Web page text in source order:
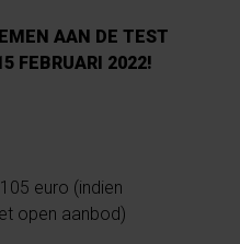
AAN DE TEST
FEBRUARI 2022!
euro (indien
open aanbod)